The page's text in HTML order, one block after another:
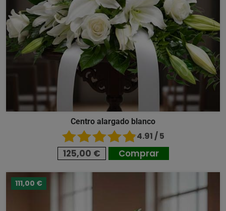
Centro alargado blanco
4.91 / 5
125,00 € Comprar
111,00 €